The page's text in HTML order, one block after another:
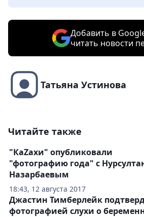
Добавить в
читать новости
Татьяна Устинова
Читайте также
18:43, 12 августа 2017
"КаZахи" опубликовали
"фотографию года" с
Назарбаевым
Джастин Тимберлейк
фотографией слухи о